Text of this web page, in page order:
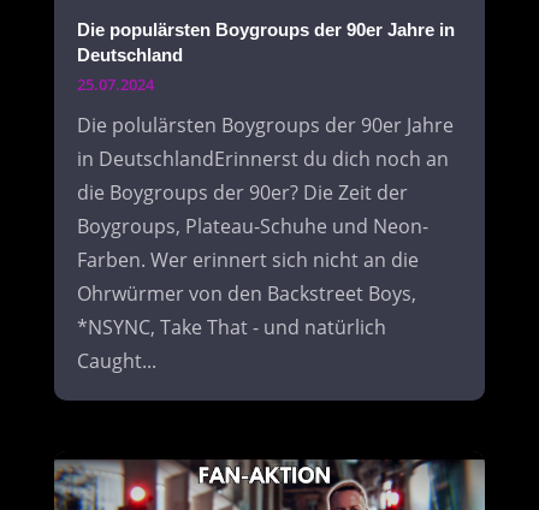
Die populärsten Boygroups der 90er Jahre in
Deutschland
25.07.2024
Die polulärsten Boygroups der 90er Jahre
in DeutschlandErinnerst du dich noch an
die Boygroups der 90er? Die Zeit der
Boygroups, Plateau-Schuhe und Neon-
Farben. Wer erinnert sich nicht an die
Ohrwürmer von den Backstreet Boys,
*NSYNC, Take That - und natürlich
Caught...